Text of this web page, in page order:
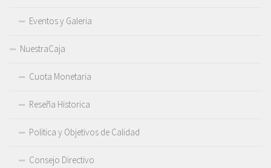
Eventos y Galeria
NuestraCaja
Cuota Monetaria
Reseña Historica
Politica y Objetivos de Calidad
Consejo Directivo